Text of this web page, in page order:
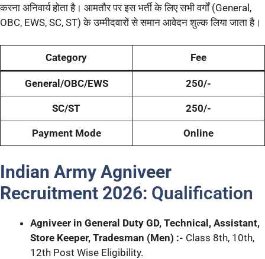
करना अनिवार्य होता है। आमतौर पर इस भर्ती के लिए सभी वर्गों (General,
OBC, EWS, SC, ST) के उम्मीदवारों से समान आवेदन शुल्क लिया जाता है।
Category Fee
General/OBC/EWS 250/-
SC/ST 250/-
Payment Mode Online
Indian Army Agniveer
Recruitment 2026: Qualification
Agniveer in General Duty GD, Technical, Assistant,
Store Keeper, Tradesman (Men) :- Class 8th, 10th,
12th Post Wise Eligibility.